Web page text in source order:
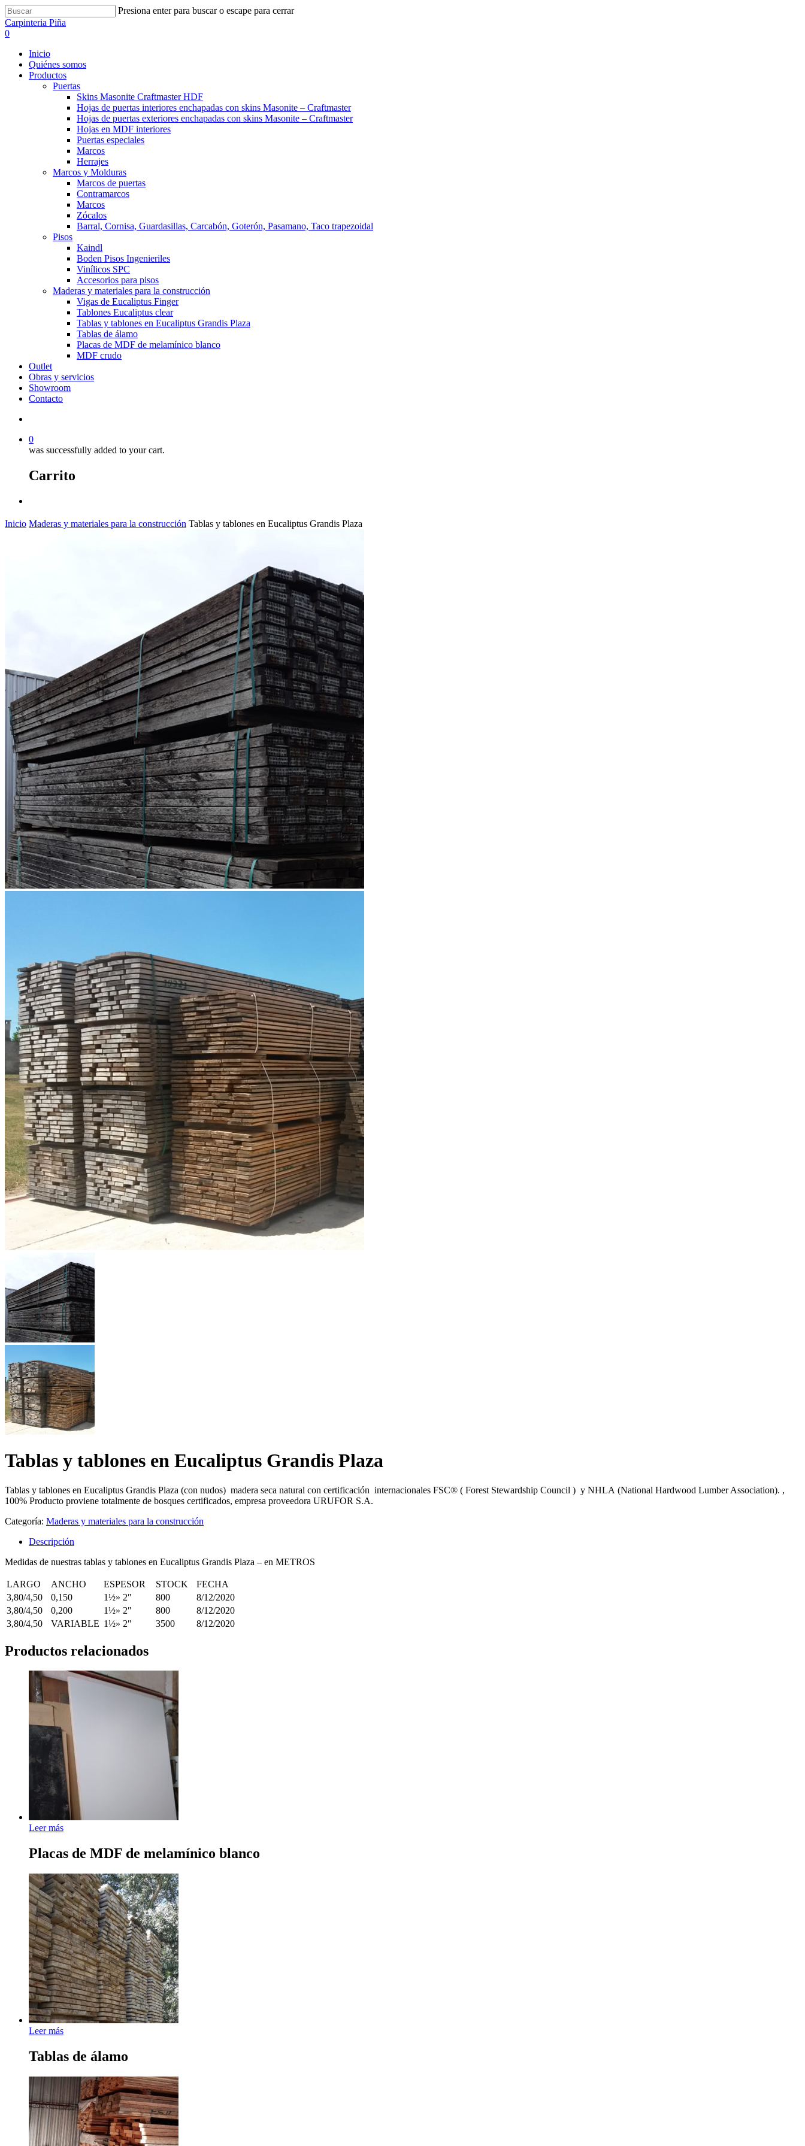
Presiona enter para buscar o escape para cerrar
Carpinteria Piña
0
Inicio
Quiénes somos
Productos
Puertas
Skins Masonite Craftmaster HDF
Hojas de puertas interiores enchapadas con skins Masonite – Craftmaster
Hojas de puertas exteriores enchapadas con skins Masonite – Craftmaster
Hojas en MDF interiores
Puertas especiales
Marcos
Herrajes
Marcos y Molduras
Marcos de puertas
Contramarcos
Marcos
Zócalos
Barral, Cornisa, Guardasillas, Carcabón, Goterón, Pasamano, Taco trapezoidal
Pisos
Kaindl
Boden Pisos Ingenieriles
Vinílicos SPC
Accesorios para pisos
Maderas y materiales para la construcción
Vigas de Eucaliptus Finger
Tablones Eucaliptus clear
Tablas y tablones en Eucaliptus Grandis Plaza
Tablas de álamo
Placas de MDF de melamínico blanco
MDF crudo
Outlet
Obras y servicios
Showroom
Contacto
0
was successfully added to your cart.
Carrito
Inicio Maderas y materiales para la construcción Tablas y tablones en Eucaliptus Grandis Plaza
Tablas y tablones en Eucaliptus Grandis Plaza
Tablas y tablones en Eucaliptus Grandis Plaza (con nudos) madera seca natural con certificación internacionales FSC® ( Forest Stewardship Council ) y NHLA (National Hardwood Lumber Association). ,
100% Producto proviene totalmente de bosques certificados, empresa proveedora URUFOR S.A.
Categoría: Maderas y materiales para la construcción
Descripción
Medidas de nuestras tablas y tablones en Eucaliptus Grandis Plaza – en METROS
LARGO ANCHO ESPESOR STOCK
FECHA
3,80/4,50
0,150 1½» 2″ 800
8/12/2020
3,80/4,50
0,200 1½» 2″ 800
8/12/2020
3,80/4,50
VARIABLE 1½» 2″ 3500 8/12/2020
Productos relacionados
Leer más
Placas de MDF de melamínico blanco
Leer más
Tablas de álamo